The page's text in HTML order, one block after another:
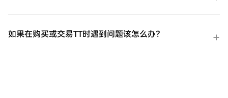
如果在购买或交易TT时遇到问题该怎么办？